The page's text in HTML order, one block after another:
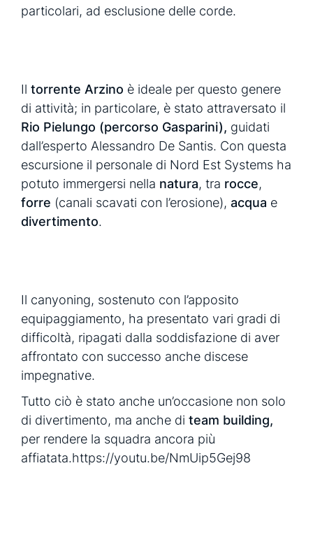
particolari, ad esclusione delle corde.
Il torrente Arzino è ideale per questo genere
di attività; in particolare, è stato attraversato il
Rio Pielungo (percorso Gasparini), guidati
dall’esperto Alessandro De Santis. Con questa
escursione il personale di Nord Est Systems ha
potuto immergersi nella natura, tra rocce,
forre (canali scavati con l’erosione), acqua e
divertimento.
Il canyoning, sostenuto con l’apposito
equipaggiamento, ha presentato vari gradi di
difficoltà, ripagati dalla soddisfazione di aver
affrontato con successo anche discese
impegnative.
Tutto ciò è stato anche un’occasione non solo
di divertimento, ma anche di team building,
per rendere la squadra ancora più
affiatata.https://youtu.be/NmUip5Gej98